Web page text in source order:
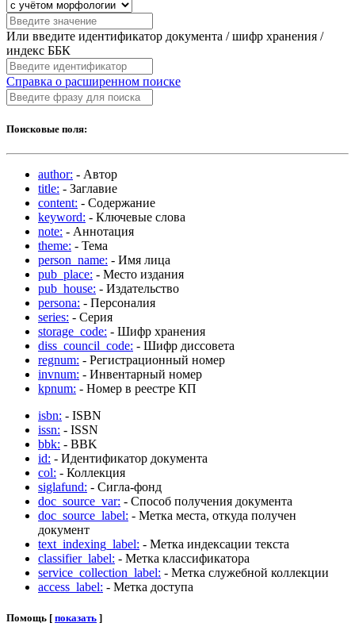
Или введите идентификатор документа / шифр хранения /
индекс ББК
Справка о расширенном поиске
Поисковые поля:
author: - Автор
title: - Заглавие
content: - Содержание
keyword: - Ключевые слова
note: - Аннотация
theme: - Тема
person_name: - Имя лица
pub_place: - Место издания
pub_house: - Издательство
persona: - Персоналия
series: - Серия
storage_code: - Шифр хранения
diss_council_code: - Шифр диссовета
regnum: - Регистрационный номер
invnum: - Инвентарный номер
kpnum: - Номер в реестре КП
isbn: - ISBN
issn: - ISSN
bbk: - BBK
id: - Идентификатор документа
col: - Коллекция
siglafund: - Сигла-фонд
doc_source_var: - Способ получения документа
doc_source_label: - Метка места, откуда получен
документ
text_indexing_label: - Метка индексации текста
classifier_label: - Метка классификатора
service_collection_label: - Метка служебной коллекции
access_label: - Метка доступа
Помощь [ показать ]